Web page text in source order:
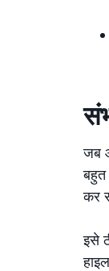
जब
कर
इसे